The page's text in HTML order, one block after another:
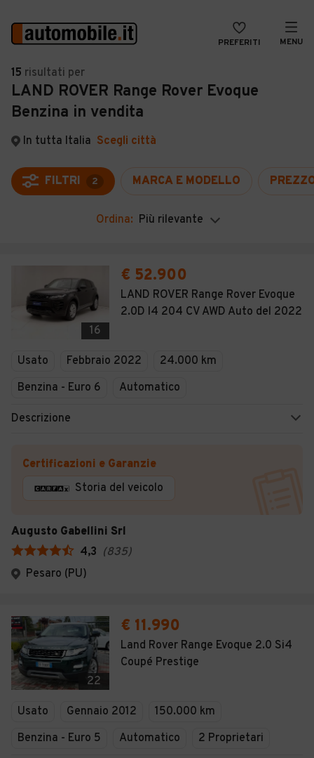
PREFERITI MENU
Auto
Auto usate
Auto Km 0
Auto Nuove
Camper
Veicoli Commerciali
VENDI
MAGAZINE
ACCEDI
15 risultati per
LAND ROVER Range Rover Evoque
Benzina in vendita
In tutta Italia Scegli città
FILTRI 2 MARCA E MODELLO
Ordina: Più rilevante
16
€ 52.900
LAND ROVER Range Rover Evoque
2.0D I4 204 CV AWD Auto del 2022
Usato Febbraio 2022
24.000 km
Benzina - Euro 6
Automatico
Descrizione
Certificazioni e Garanzie
Storia del veicolo
Augusto Gabellini Srl
4,3 (835)
Pesaro (PU)
22
€ 11.990
Land Rover Range Evoque 2.0 Si4
Coupé Prestige
Usato Gennaio 2012
150.000 km
Benzina - Euro 5
Automatico 2 Proprietari